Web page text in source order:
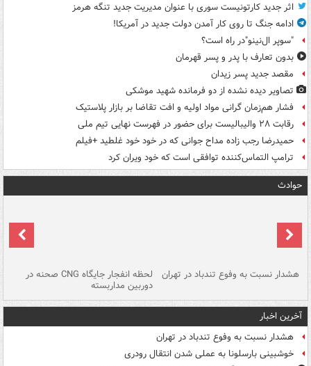
اثر جدید کارتونیست سوری با عنوان مدیریت جدید تنگه هرمز
ادامه جنگ تا روی کار آمدن دولت جدید در آمریکا!
"سوپر ال‌نینو"در راه است؟
بدون تعارف با پدر و پسر قهرمان
مقصد جدید پسر زیدان
تصاویر دیده‌ نشده از دو فرمانده شهید موشکی
فشار هم‌زمان گرانی مواد اولیه و افت تقاضا بر بازار پلاستیک
رقابت ۲۸ والیبالیست برای حضور در فهرست نهایی تیم ملی
حمیدرضا رجب زاده مداح جوانی که در خود خود غلطید +فیلم
ترامپ التماس‌کننده توافقی است که خود ویران کرد
حوادث
هشدار نسبت به وفوع تندباد در تهران لحظه انفجار جایگاه CNG صحنه در
دوربین مداربسته
آخرین اخبار
هشدار نسبت به وفوع تندباد در تهران
خوشبینی بارسلونا به عملی شدن انتقال رودری